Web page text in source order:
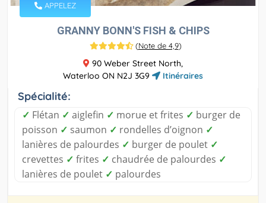
APPELEZ
GRANNY BONN'S FISH & CHIPS
(Note de 4,9)
90 Weber Street North,
Waterloo ON N2J 3G9
Itinéraires
Spécialité:
✓ Flétan ✓ aiglefin ✓ morue et frites ✓ burger de
poisson ✓ saumon ✓ rondelles d’oignon ✓
lanières de palourdes ✓ burger de poulet ✓
crevettes ✓ frites ✓ chaudrée de palourdes ✓
lanières de poulet ✓ palourdes